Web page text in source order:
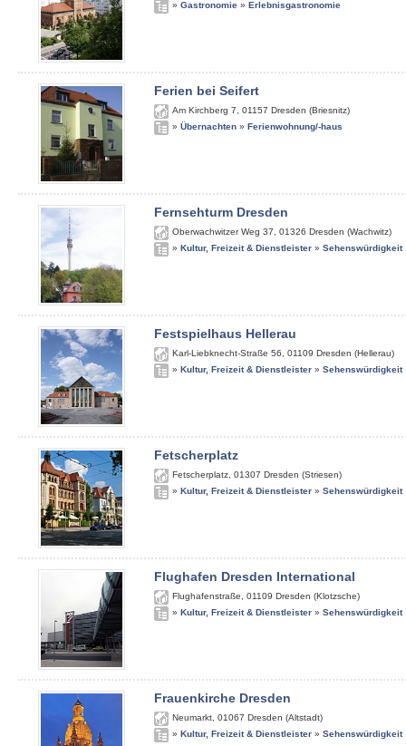
» Gastronomie » Erlebnisgastronomie
Ferien bei Seifert
Am Kirchberg 7 01157 Dresden (Briesnitz)
» Übernachten » Ferienwohnung/-haus
Fernsehturm Dresden
Oberwachwitzer Weg 37 01326 Dresden (Wachwitz)
» Kultur, Freizeit & Dienstleister » Sehenswürdigkeit
Festspielhaus Hellerau
Karl-Liebknecht-Straße 56 01109 Dresden (Hellerau)
» Kultur, Freizeit & Dienstleister » Sehenswürdigkeit
Fetscherplatz
Fetscherplatz 01307 Dresden (Striesen)
» Kultur, Freizeit & Dienstleister » Sehenswürdigkeit
Flughafen Dresden International
Flughafenstraße 01109 Dresden (Klotzsche)
» Kultur, Freizeit & Dienstleister » Sehenswürdigkeit
Frauenkirche Dresden
Neumarkt 01067 Dresden (Altstadt)
» Kultur, Freizeit & Dienstleister » Sehenswürdigkeit